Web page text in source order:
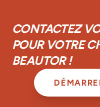
CONTACTEZ
POUR VOTRE
BEAUTOR !